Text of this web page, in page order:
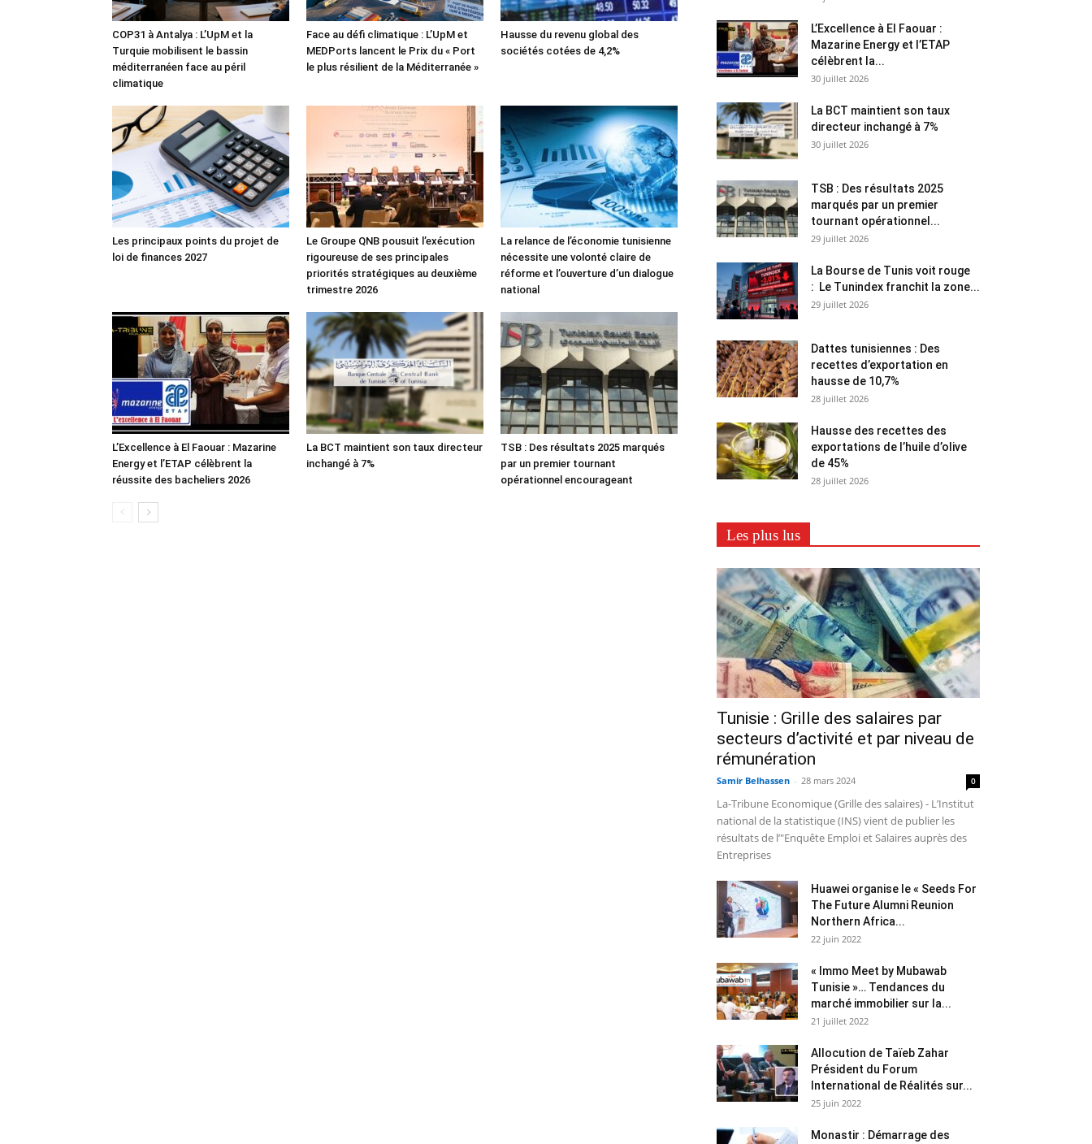
COP31 à Antalya : L’UpM et la
Turquie mobilisent le bassin
méditerranéen face au péril
climatique
Face au défi climatique : L’UpM et
MEDPorts lancent le Prix du « Port
le plus résilient de la Méditerranée »
Hausse du revenu global des
sociétés cotées de 4,2%
Les principaux points du projet de
loi de finances 2027
Le Groupe QNB pousuit l’exécution
rigoureuse de ses principales
priorités stratégiques au deuxième
trimestre 2026
La relance de l’économie tunisienne
nécessite une volonté claire de
réforme et l’ouverture d’un dialogue
national
L’Excellence à El Faouar : Mazarine
Energy et l’ETAP célèbrent la
réussite des bacheliers 2026
La BCT maintient son taux directeur
inchangé à 7%
TSB : Des résultats 2025 marqués
par un premier tournant
opérationnel encourageant
L’Excellence à El Faouar :
Mazarine Energy et l’ETAP
célèbrent la...
30 juillet 2026
La BCT maintient son taux
directeur inchangé à 7%
30 juillet 2026
TSB : Des résultats 2025
marqués par un premier
tournant opérationnel...
29 juillet 2026
La Bourse de Tunis voit rouge
: Le Tunindex franchit la zone...
29 juillet 2026
Dattes tunisiennes : Des
recettes d’exportation en
hausse de 10,7%
28 juillet 2026
Hausse des recettes des
exportations de l’huile d’olive
de 45%
28 juillet 2026
Les plus lus
Tunisie : Grille des salaires par
secteurs d’activité et par niveau de
rémunération
Samir Belhassen - 28 mars 2024 0
La-Tribune Economique (Grille des salaires) - L’Institut
national de la statistique (INS) vient de publier les
résultats de l’"Enquête Emploi et Salaires auprès des
Entreprises
Huawei organise le « Seeds For
The Future Alumni Reunion
Northern Africa...
22 juin 2022
« Immo Meet by Mubawab
Tunisie »… Tendances du
marché immobilier sur la...
21 juillet 2022
Allocution de Taïeb Zahar
Président du Forum
International de Réalités sur...
25 juin 2022
Monastir : Démarrage des